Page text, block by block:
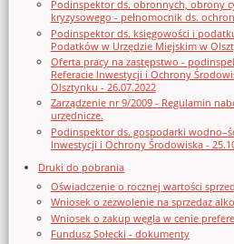
Podinspektor ds. obronnych, obrony
kryzysowego - pełnomocnik ds.
Podinspektor ds. księgowości i
Podatków w Urzędzie Miejskim w
Oferta pracy na zastępstwo -
Referacie Inwestycji i Ochrony
Olsztynku - 26.07.2022
Zarządzenie nr 9/2009 - Regulamin
urzędnicze.
Podinspektor ds. gospodarki
Inwestycji i Ochrony Środowiska -
Druki do pobrania
Oświadczenie o rocznej wartości
Wniosek o zezwolenie na sprzedaz
Wniosek o zakup węgla w cenie
Fundusz Sołecki - dokumenty